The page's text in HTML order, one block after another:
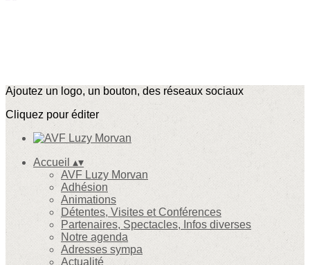
Ajoutez un logo, un bouton, des réseaux sociaux
Cliquez pour éditer
Accueil ▴▾
AVF Luzy Morvan
Adhésion
Animations
Détentes, Visites et Conférences
Partenaires, Spectacles, Infos diverses
Notre agenda
Adresses sympa
Actualité